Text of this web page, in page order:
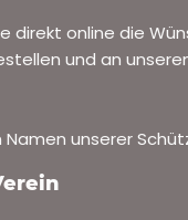
direkt online die
und an
Namen unserer